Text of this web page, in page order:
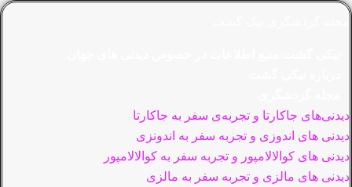
دیدنی‌های جاکارتا و تجربه‌ی سفر به جاکارتا
دیدنی های اندوزی و تجربه سفر به اندونزی
دیدنی های کوالالامپور و تجربه سفر به کوالالامپور
دیدنی های مالزی و تجربه سفر به مالزی